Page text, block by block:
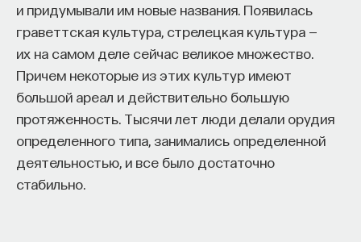
и придумывали им новые названия. Появилась
граветтская культура, стрелецкая культура —
их на самом деле сейчас великое множество.
Причем некоторые из этих культур имеют
большой ареал и действительно большую
протяженность. Тысячи лет люди делали орудия
определенного типа, занимались определенной
деятельностью, и все было достаточно
стабильно.
Лопе родился в 1562 году, умер в 1635-м, расцвет
жизни приходится как раз на рубеж XVI–XVII
веков — время расцвета испанского золотого
века. Юность его приходится на начало
Испанской империи, а старость — на время
ее заката. У многих исследователей его
творчества создается впечатление, что все
треволнения своей эпохи он прожил